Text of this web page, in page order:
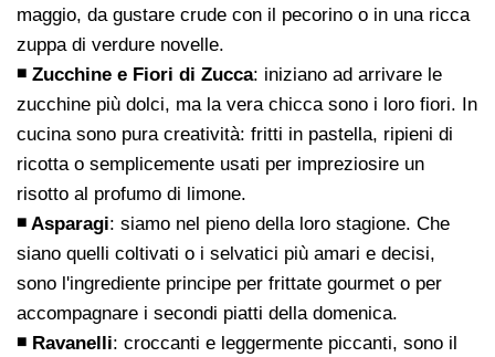
maggio, da gustare crude con il pecorino o in una ricca
zuppa di verdure novelle.
◾ Zucchine e Fiori di Zucca: iniziano ad arrivare le
zucchine più dolci, ma la vera chicca sono i loro fiori. In
cucina sono pura creatività: fritti in pastella, ripieni di
ricotta o semplicemente usati per impreziosire un
risotto al profumo di limone.
◾ Asparagi: siamo nel pieno della loro stagione. Che
siano quelli coltivati o i selvatici più amari e decisi,
sono l'ingrediente principe per frittate gourmet o per
accompagnare i secondi piatti della domenica.
◾ Ravanelli: croccanti e leggermente piccanti, sono il